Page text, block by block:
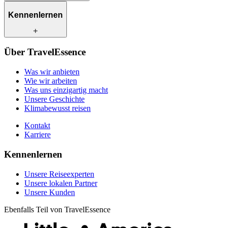
Was wir anbieten
Was uns einzigartig macht
Klimabewusst reisen
Kontakt
Karriere
Kennenlernen
Unsere Reiseexperten
Unsere Kunden
Über TravelEssence
Was wir anbieten
Wie wir arbeiten
Was uns einzigartig macht
Unsere Geschichte
Klimabewusst reisen
Kontakt
Karriere
Kennenlernen
Unsere Reiseexperten
Unsere lokalen Partner
Unsere Kunden
Ebenfalls Teil von TravelEssence